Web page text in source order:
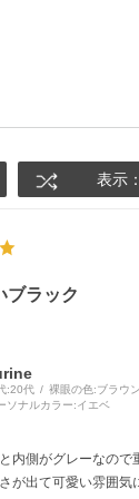
表示
ブラック
:20代 裸眼の色:ブラウン
ソナルカラー:イエベ
内側がグレーなので
が出て可愛い雰囲気